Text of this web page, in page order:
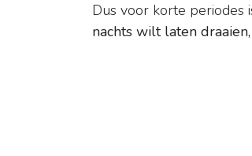
Dus voor korte periodes
nachts wilt laten